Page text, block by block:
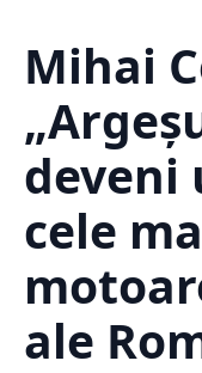
Mihai
deveni
cele
ale